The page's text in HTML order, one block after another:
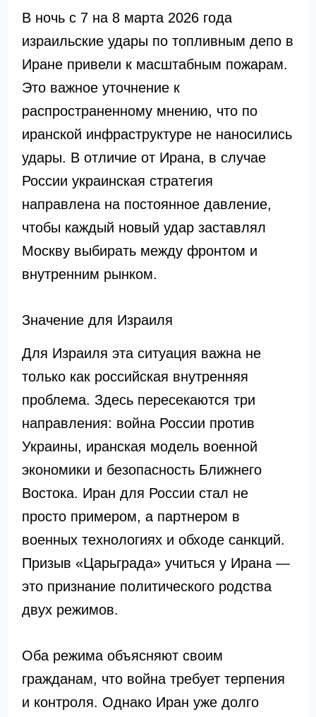
В ночь с 7 на 8 марта 2026 года
израильские удары по топливным депо в
Иране привели к масштабным пожарам.
Это важное уточнение к
распространенному мнению, что по
иранской инфраструктуре не наносились
удары. В отличие от Ирана, в случае
России украинская стратегия
направлена на постоянное давление,
чтобы каждый новый удар заставлял
Москву выбирать между фронтом и
внутренним рынком.
Значение для Израиля
Для Израиля эта ситуация важна не
только как российская внутренняя
проблема. Здесь пересекаются три
направления: война России против
Украины, иранская модель военной
экономики и безопасность Ближнего
Востока. Иран для России стал не
просто примером, а партнером в
военных технологиях и обходе санкций.
Призыв «Царьграда» учиться у Ирана —
это признание политического родства
двух режимов.
Оба режима объясняют своим
гражданам, что война требует терпения
и контроля. Однако Иран уже долго